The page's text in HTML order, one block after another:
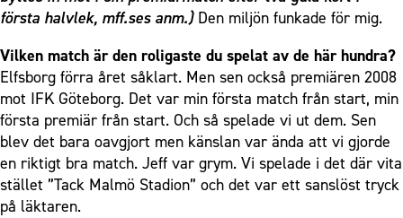
första halvlek, mff.ses anm.) Den miljön funkade för mig.
Vilken match är den roligaste du spelat av de här hundra?
Elfsborg förra året såklart. Men sen också premiären 2008
mot IFK Göteborg. Det var min första match från start, min
första premiär från start. Och så spelade vi ut dem. Sen
blev det bara oavgjort men känslan var ända att vi gjorde
en riktigt bra match. Jeff var grym. Vi spelade i det där vita
stället ”Tack Malmö Stadion” och det var ett sanslöst tryck
på läktaren.